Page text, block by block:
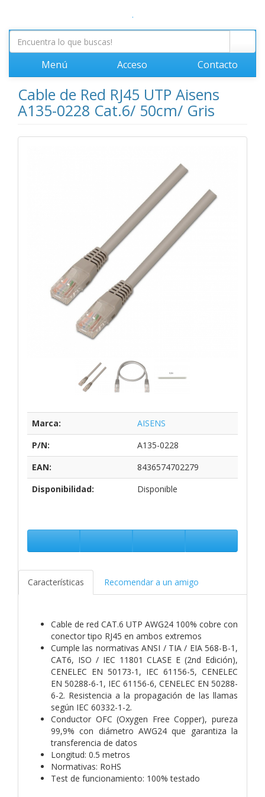
.
Menú Acceso Contacto
Cable de Red RJ45 UTP Aisens
A135-0228 Cat.6/ 50cm/ Gris
Marca:
AISENS
P/N:
A135-0228
EAN:
8436574702279
Disponibilidad:
Disponible
Características Recomendar a un amigo
Cable de red CAT.6 UTP AWG24 100% cobre con
conector tipo RJ45 en ambos extremos
Cumple las normativas ANSI / TIA / EIA 568-B-1,
CAT6, ISO / IEC 11801 CLASE E (2nd Edición),
CENELEC EN 50173-1, IEC 61156-5, CENELEC
EN 50288-6-1, IEC 61156-6, CENELEC EN 50288-
6-2. Resistencia a la propagación de las llamas
según IEC 60332-1-2.
Conductor OFC (Oxygen Free Copper), pureza
99,9% con diámetro AWG24 que garantiza la
transferencia de datos
Longitud: 0.5 metros
Normativas: RoHS
Test de funcionamiento: 100% testado